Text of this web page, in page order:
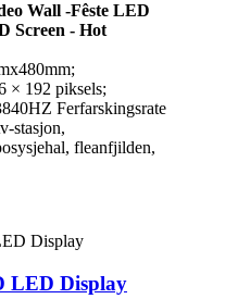
Wall -Fêste LED
Screen - Hot
× 192 piksels;
Ferfarskingsrate
stasjon,
fleanfjilden,
LED Display